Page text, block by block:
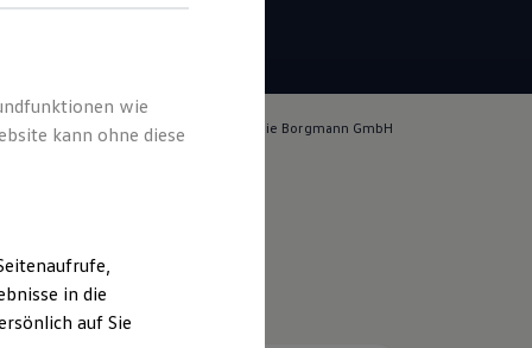
für die Inhalte auf dieser Seite ist die Borgmann GmbH
wie
kann ohne diese
in die
auf Sie